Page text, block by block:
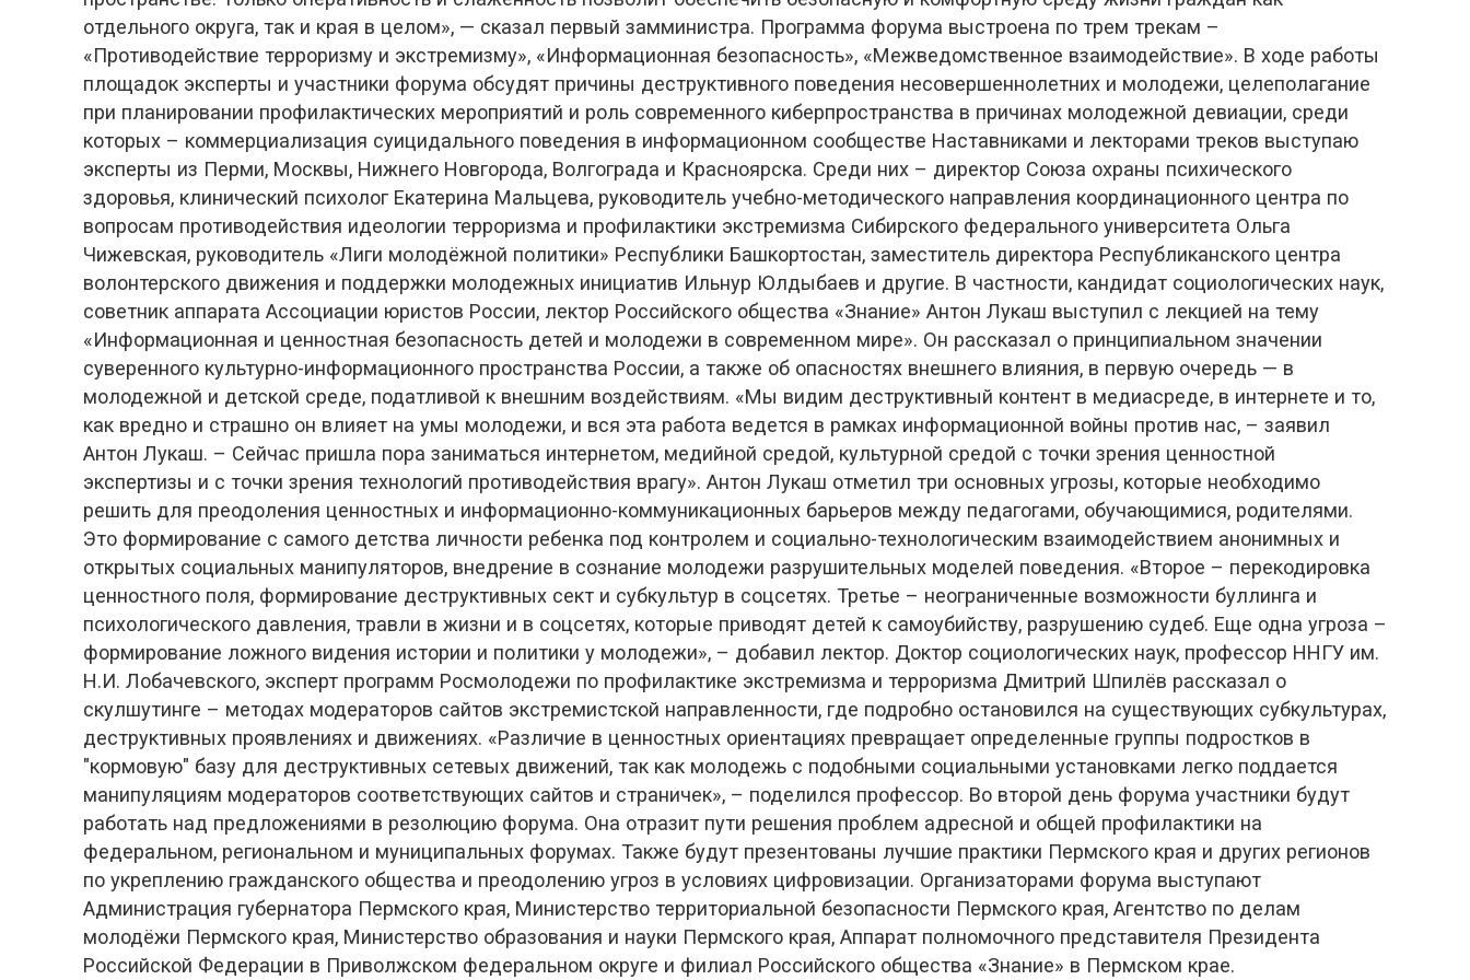
отдельного округа, так и края в целом», — сказал первый замминистра. Программа форума выстроена по трем трекам –
«Противодействие терроризму и экстремизму», «Информационная безопасность», «Межведомственное взаимодействие». В ходе работы
площадок эксперты и участники форума обсудят причины деструктивного поведения несовершеннолетних и молодежи, целеполагание
при планировании профилактических мероприятий и роль современного киберпространства в причинах молодежной девиации, среди
которых – коммерциализация суицидального поведения в информационном сообществе Наставниками и лекторами треков выступаю
эксперты из Перми, Москвы, Нижнего Новгорода, Волгограда и Красноярска. Среди них – директор Союза охраны психического
здоровья, клинический психолог Екатерина Мальцева, руководитель учебно-методического направления координационного центра по
вопросам противодействия идеологии терроризма и профилактики экстремизма Сибирского федерального университета Ольга
Чижевская, руководитель «Лиги молодёжной политики» Республики Башкортостан, заместитель директора Республиканского центра
волонтерского движения и поддержки молодежных инициатив Ильнур Юлдыбаев и другие. В частности, кандидат социологических наук,
советник аппарата Ассоциации юристов России, лектор Российского общества «Знание» Антон Лукаш выступил с лекцией на тему
«Информационная и ценностная безопасность детей и молодежи в современном мире». Он рассказал о принципиальном значении
суверенного культурно-информационного пространства России, а также об опасностях внешнего влияния, в первую очередь — в
молодежной и детской среде, податливой к внешним воздействиям. «Мы видим деструктивный контент в медиасреде, в интернете и то,
как вредно и страшно он влияет на умы молодежи, и вся эта работа ведется в рамках информационной войны против нас, – заявил
Антон Лукаш. – Сейчас пришла пора заниматься интернетом, медийной средой, культурной средой с точки зрения ценностной
экспертизы и с точки зрения технологий противодействия врагу». Антон Лукаш отметил три основных угрозы, которые необходимо
решить для преодоления ценностных и информационно-коммуникационных барьеров между педагогами, обучающимися, родителями.
Это формирование с самого детства личности ребенка под контролем и социально-технологическим взаимодействием анонимных и
открытых социальных манипуляторов, внедрение в сознание молодежи разрушительных моделей поведения. «Второе – перекодировка
ценностного поля, формирование деструктивных сект и субкультур в соцсетях. Третье – неограниченные возможности буллинга и
психологического давления, травли в жизни и в соцсетях, которые приводят детей к самоубийству, разрушению судеб. Еще одна угроза –
формирование ложного видения истории и политики у молодежи», – добавил лектор. Доктор социологических наук, профессор ННГУ им.
Н.И. Лобачевского, эксперт программ Росмолодежи по профилактике экстремизма и терроризма Дмитрий Шпилёв рассказал о
скулшутинге – методах модераторов сайтов экстремистской направленности, где подробно остановился на существующих субкультурах,
деструктивных проявлениях и движениях. «Различие в ценностных ориентациях превращает определенные группы подростков в
"кормовую" базу для деструктивных сетевых движений, так как молодежь с подобными социальными установками легко поддается
манипуляциям модераторов соответствующих сайтов и страничек», – поделился профессор. Во второй день форума участники будут
работать над предложениями в резолюцию форума. Она отразит пути решения проблем адресной и общей профилактики на
федеральном, региональном и муниципальных форумах. Также будут презентованы лучшие практики Пермского края и других регионов
по укреплению гражданского общества и преодолению угроз в условиях цифровизации. Организаторами форума выступают
Администрация губернатора Пермского края, Министерство территориальной безопасности Пермского края, Агентство по делам
молодёжи Пермского края, Министерство образования и науки Пермского края, Аппарат полномочного представителя Президента
Российской Федерации в Приволжском федеральном округе и филиал Российского общества «Знание» в Пермском крае.